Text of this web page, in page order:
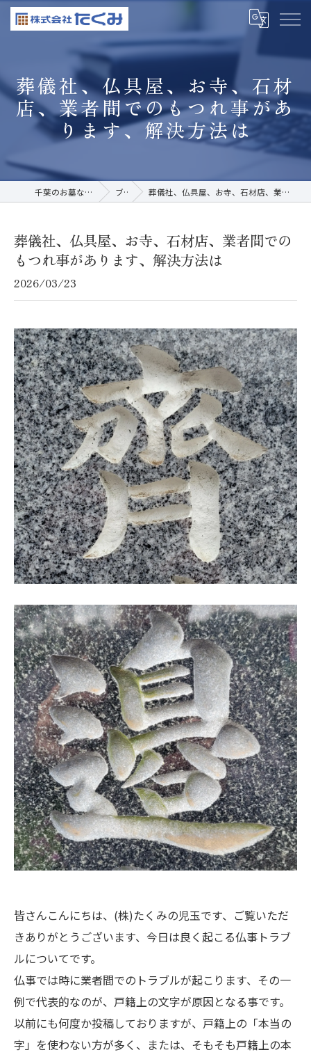
葬儀社、仏具屋、お寺、石材
店、業者間でのもつれ事があ
ります、解決方法は
千葉のお墓なら株式会社たくみ ブログ 葬儀社、仏具屋、お寺、石材店、業者間でのもつれ事があります、解決方法は
葬儀社、仏具屋、お寺、石材店、業者間での
もつれ事があります、解決方法は
2026/03/23
皆さんこんにちは、(株)たくみの児玉です、ご覧いただ
きありがとうございます、今日は良く起こる仏事トラブ
ルについてです。
仏事では時に業者間でのトラブルが起こります、その一
例で代表的なのが、戸籍上の文字が原因となる事です。
以前にも何度か投稿しておりますが、戸籍上の「本当の
字」を使わない方が多く、または、そもそも戸籍上の本